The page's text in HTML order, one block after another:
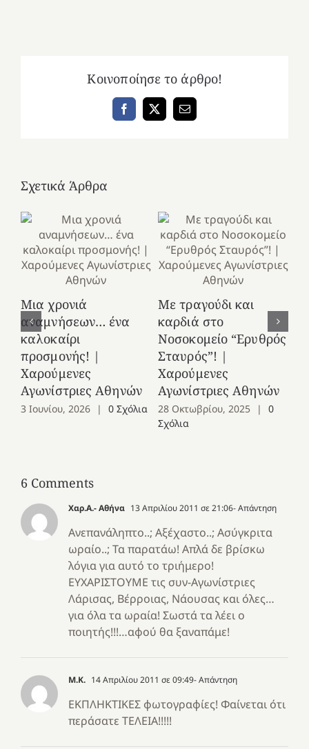
Κοινοποίησε το άρθρο!
Facebook
X Email
Σχετικά Άρθρα
Μια χρονιά
αναμνήσεων… ένα
καλοκαίρι
προσμονής! |
Χαρούμενες
Αγωνίστριες Αθηνών
3 Ιουνίου, 2026 | 0 Σχόλια
Με τραγούδι και
καρδιά στο
Νοσοκομείο “Ερυθρός
Σταυρός”! |
Χαρούμενες
Αγωνίστριες Αθηνών
28 Οκτωβρίου, 2025 |
0
Σχόλια
6 Comments
Χαρ.Α.- Αθήνα 13 Απριλίου 2011 σε 21:06- Απάντηση
Ανεπανάληπτο..; Αξέχαστο..; Ασύγκριτα
ωραίο..; Τα παρατάω! Απλά δε βρίσκω
λόγια για αυτό το τριήμερο!
ΕΥΧΑΡΙΣΤΟΥΜΕ τις συν-Αγωνίστριες
Λάρισας, Βέρροιας, Νάουσας και όλες…
για όλα τα ωραία! Σωστά τα λέει ο
ποιητής!!!…αφού θα ξαναπάμε!
Μ.Κ. 14 Απριλίου 2011 σε 09:49- Απάντηση
ΕΚΠΛΗΚΤΙΚΕΣ φωτογραφίες! Φαίνεται ότι
περάσατε ΤΕΛΕΙΑ!!!!!